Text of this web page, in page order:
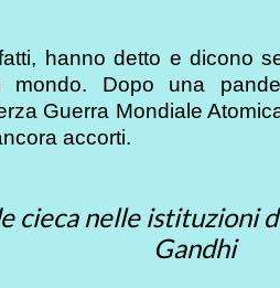
hanno detto e dicono
Dopo una
Guerra Mondiale
accorti.
cieca nelle istituzioni
Gandhi